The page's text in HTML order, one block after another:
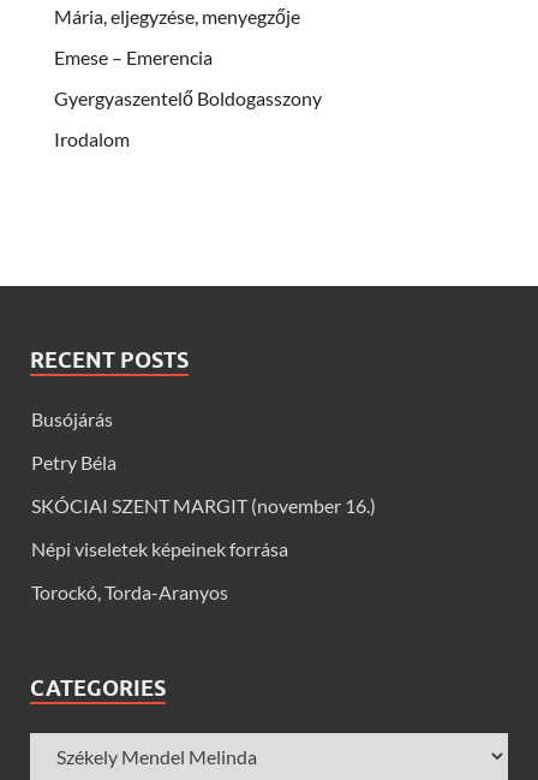
Mária, eljegyzése, menyegzője
Emese – Emerencia
Gyergyaszentelő Boldogasszony
Irodalom
RECENT POSTS
Busójárás
Petry Béla
SKÓCIAI SZENT MARGIT (november 16.)
Népi viseletek képeinek forrása
Torockó, Torda-Aranyos
CATEGORIES